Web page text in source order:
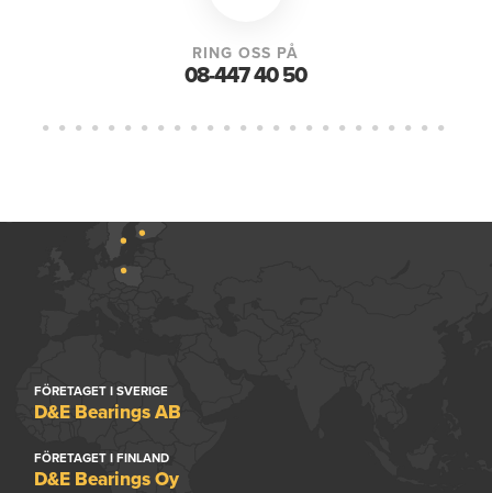
RING OSS PÅ
08-447 40 50
FÖRETAGET I SVERIGE
D&E Bearings AB
FÖRETAGET I FINLAND
D&E Bearings Oy